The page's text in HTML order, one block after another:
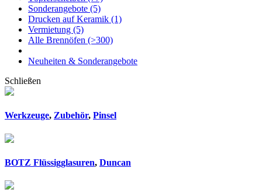
Sonderangebote (5)
Drucken auf Keramik (1)
Vermietung (5)
Alle Brennöfen (>300)
Neuheiten & Sonderangebote
Schließen
Werkzeuge, Zubehör, Pinsel
BOTZ Flüssigglasuren, Duncan